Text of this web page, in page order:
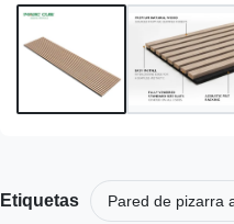
Etiquetas Pared de pizarra